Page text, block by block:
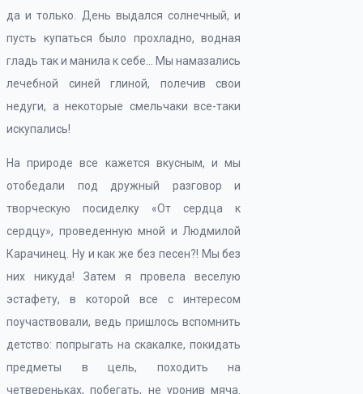
да и только. День выдался солнечный, и
пусть купаться было прохладно, водная
гладь так и манила к себе… Мы намазались
лечебной синей глиной, полечив свои
недуги, а некоторые смельчаки все-таки
искупались!
На природе все кажется вкусным, и мы
отобедали под дружный разговор и
творческую посиделку «От сердца к
сердцу», проведенную мной и Людмилой
Карачинец. Ну и как же без песен?! Мы без
них никуда! Затем я провела веселую
эстафету, в которой все с интересом
поучаствовали, ведь пришлось вспомнить
детство: попрыгать на скакалке, покидать
предметы в цель, походить на
четвереньках, побегать, не уронив мяча.